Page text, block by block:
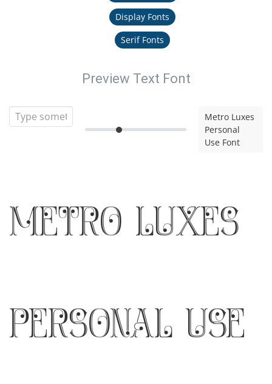
Display Fonts
Serif Fonts
Preview Text Font
Metro Luxes
Personal
Use Font
Metro Luxes
Personal Use